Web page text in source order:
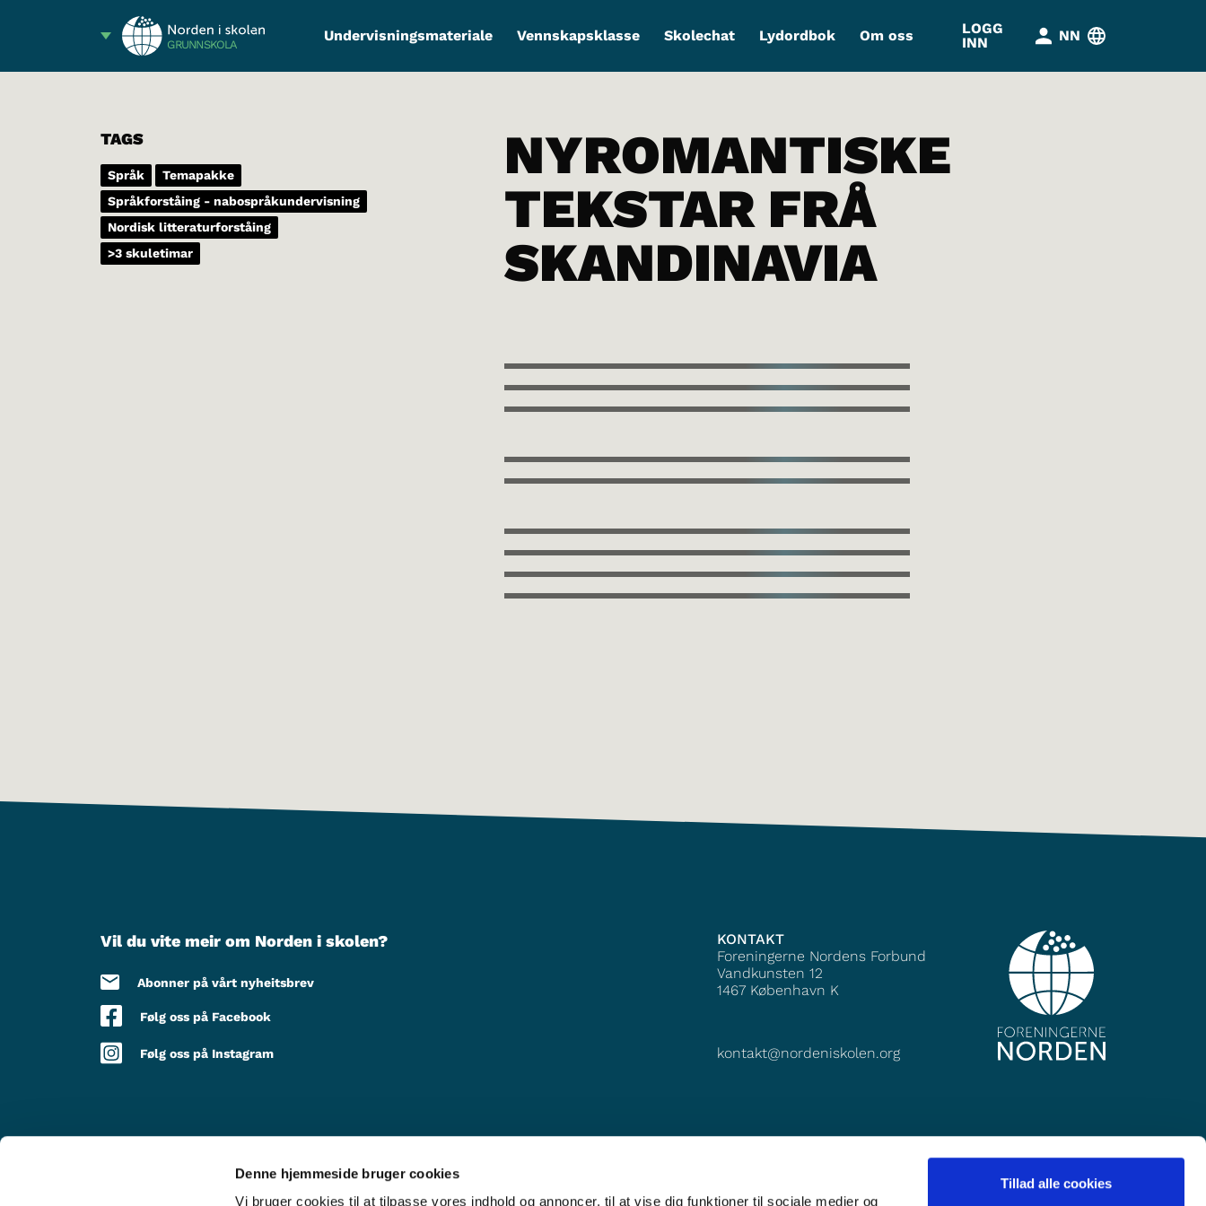
Denne hjemmeside bruger cookies
Vi bruger cookies til at tilpasse vores indhold og annoncer, til at vise dig funktioner til sociale medier og
Tillad alle cookies
GRUNNSKOLA
Undervisningsmateriale Vennskapsklasse Skolechat Lydordbok Om oss
LOGG
INN
NN
TAGS
Språk
Temapakke
Språkforståing - nabospråkundervisning
Nordisk litteraturforståing
>3 skuletimar
NYROMANTISKE
TEKSTAR FRÅ
SKANDINAVIA
Vil du vite meir om Norden i skolen?
Abonner på vårt nyheitsbrev
Følg oss på Facebook
Følg oss på Instagram
KONTAKT
Foreningerne Nordens Forbund
Vandkunsten 12
1467 København K
kontakt@nordeniskolen.org